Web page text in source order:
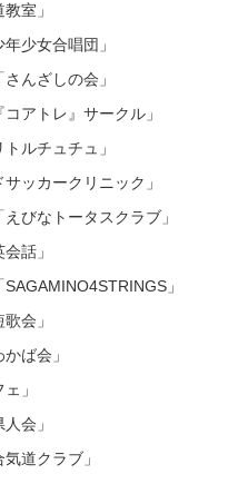
教室」
年少女合唱団」
んざしの会」
コアトレ』サークル」
ルチュチュ」
サッカークリニック」
びなトータスクラブ」
会話」
」
歌会」
ば会」
」
人会」
気道クラブ」